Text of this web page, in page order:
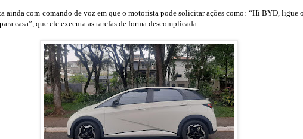
ainda com comando de voz em que o motorista pode solicitar ações como: “Hi BYD, ligue
casa”, que ele executa as tarefas de forma descomplicada.